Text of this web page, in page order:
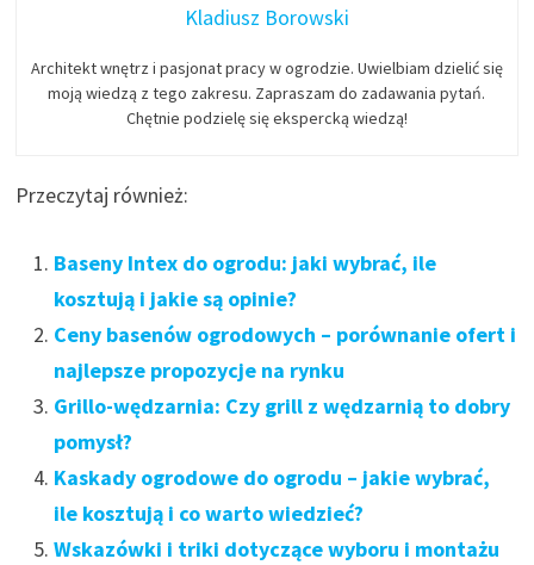
Kladiusz Borowski
Architekt wnętrz i pasjonat pracy w ogrodzie. Uwielbiam dzielić się
moją wiedzą z tego zakresu. Zapraszam do zadawania pytań.
Chętnie podzielę się ekspercką wiedzą!
Przeczytaj również:
Baseny Intex do ogrodu: jaki wybrać, ile
kosztują i jakie są opinie?
Ceny basenów ogrodowych – porównanie ofert i
najlepsze propozycje na rynku
Grillo-wędzarnia: Czy grill z wędzarnią to dobry
pomysł?
Kaskady ogrodowe do ogrodu – jakie wybrać,
ile kosztują i co warto wiedzieć?
Wskazówki i triki dotyczące wyboru i montażu